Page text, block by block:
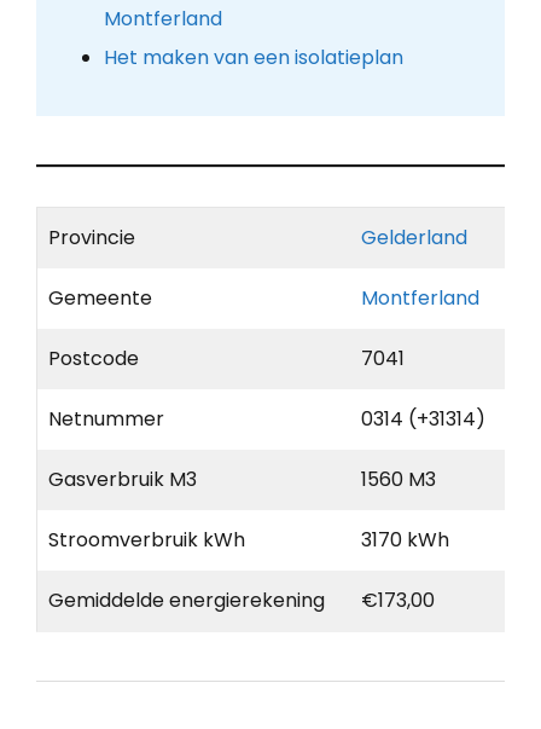
Montferland
Het maken van een isolatieplan
Provincie Gelderland
Gemeente Montferland
Postcode 7041
Netnummer 0314 (+31314)
Gasverbruik M3 1560 M3
Stroomverbruik kWh 3170 kWh
Gemiddelde energierekening €173,00